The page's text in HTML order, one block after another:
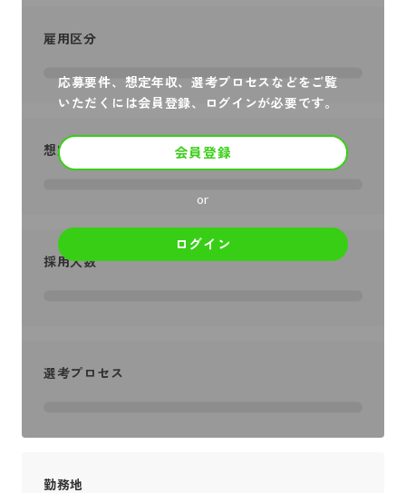
応募要件、想定年収、選考プロセスなどをご覧
いただくには会員登録、ログインが必要です。
会員登録
or
ログイン
雇用区分
想定年収
採用人数
選考プロセス
勤務地